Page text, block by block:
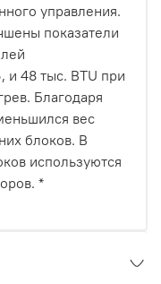
управления.
показатели
и 48 тыс. BTU при
Благодаря
вес
блоков. В
используются
*